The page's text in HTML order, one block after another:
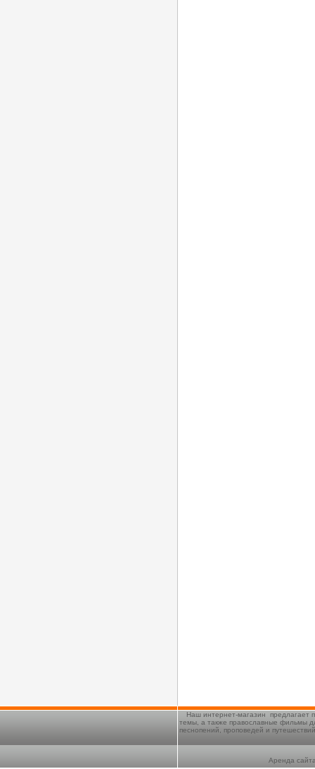
Наш интернет-магазин предлагает
темы, а также православные фильмы
песнопений, проповедей и
Аренда